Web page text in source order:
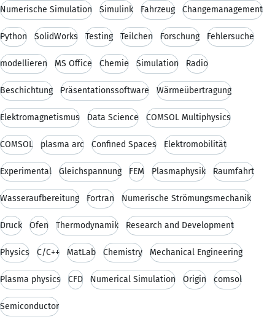
Numerische Simulation Simulink Fahrzeug Changemanagement
Python SolidWorks Testing Teilchen Forschung Fehlersuche
modellieren MS Office Chemie Simulation Radio
Beschichtung Präsentationssoftware Wärmeübertragung
Elektromagnetismus Data Science COMSOL Multiphysics
COMSOL plasma arc Confined Spaces Elektromobilität
Experimental Gleichspannung FEM Plasmaphysik Raumfahrt
Wasseraufbereitung Fortran Numerische Strömungsmechanik
Druck Ofen Thermodynamik Research and Development
Physics C/C++ MatLab Chemistry Mechanical Engineering
Plasma physics CFD Numerical Simulation Origin comsol
Semiconductor